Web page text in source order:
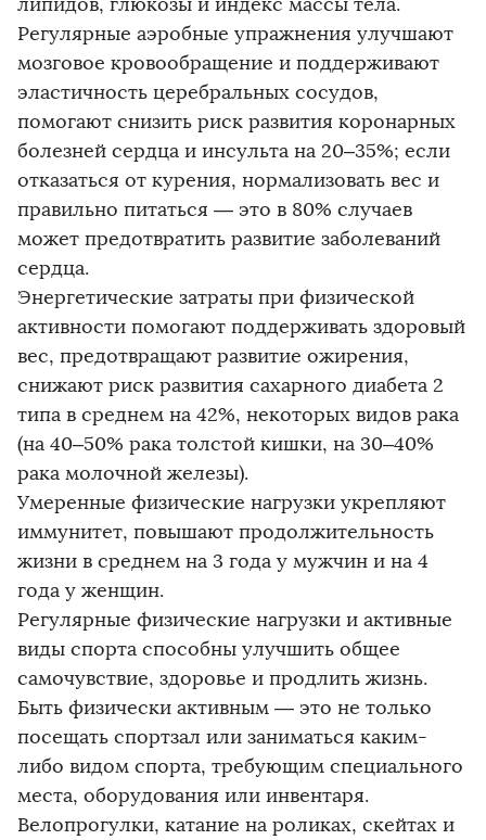
Регулярные аэробные упражнения улучшают
мозговое кровообращение и поддерживают
эластичность церебральных сосудов,
помогают снизить риск развития коронарных
болезней сердца и инсульта на 20–35%; если
отказаться от курения, нормализовать вес и
правильно питаться — это в 80% случаев
может предотвратить развитие заболеваний
сердца.
Энергетические затраты при физической
активности помогают поддерживать здоровый
вес, предотвращают развитие ожирения,
снижают риск развития сахарного диабета 2
типа в среднем на 42%, некоторых видов рака
(на 40–50% рака толстой кишки, на 30–40%
рака молочной железы).
Умеренные физические нагрузки укрепляют
иммунитет, повышают продолжительность
жизни в среднем на 3 года у мужчин и на 4
года у женщин.
Регулярные физические нагрузки и активные
виды спорта способны улучшить общее
самочувствие, здоровье и продлить жизнь.
Быть физически активным — это не только
посещать спортзал или заниматься каким-
либо видом спорта, требующим специального
места, оборудования или инвентаря.
Велопрогулки, катание на роликах, скейтах и